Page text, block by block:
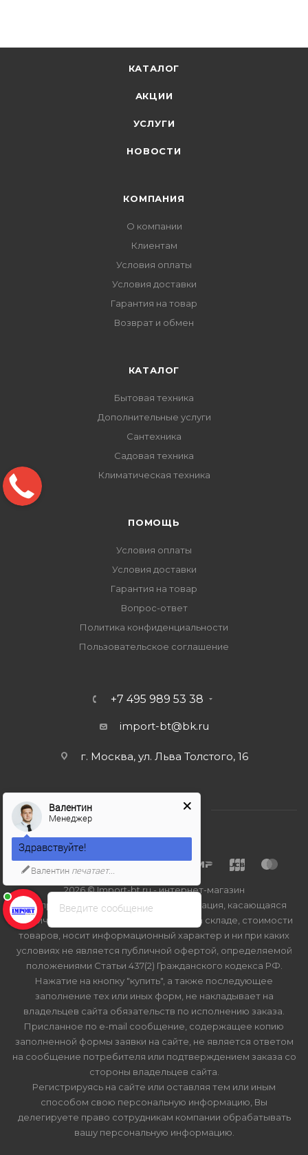
КАТАЛОГ
АКЦИИ
УСЛУГИ
НОВОСТИ
КОМПАНИЯ
О компании
Клиентам
Условия оплаты
Условия доставки
Гарантия на товар
Возврат и обмен
КАТАЛОГ
Бытовая техника
Дополнительные услуги
Сантехника
Садовая техника
Климатическая техника
ПОМОЩЬ
Условия оплаты
Условия доставки
Гарантия на товар
Вопрос-ответ
Политика конфиденциальности
Пользовательское соглашение
+7 495 989 53 38
import-bt@bk.ru
г. Москва, ул. Льва Толстого, 16
2026 © Import-bt.ru - интернет-магазин
Вся представленная на сайте информация, касающаяся
технических характеристик, наличия на складе, стоимости
товаров, носит информационный характер и ни при каких
условиях не является публичной офертой, определяемой
положениями Статьи 437(2) Гражданского кодекса РФ.
Нажатие на кнопку "купить", а также последующее
заполнение тех или иных форм, не накладывает на
владельцев сайта обязательств по исполнению заказа.
Присланное по e-mail сообщение, содержащее копию
заполненной формы заявки на сайте, не является ответом
на сообщение потребителя или подтверждением заказа со
стороны владельцев сайта.
Регистрируясь на сайте или оставляя тем или иным
способом свою персональную информацию, Вы
делегируете право сотрудникам компании обрабатывать
вашу персональную информацию.
Введите сообщение
Валентин
Менеджер
Здравствуйте!
Валентин печатает...